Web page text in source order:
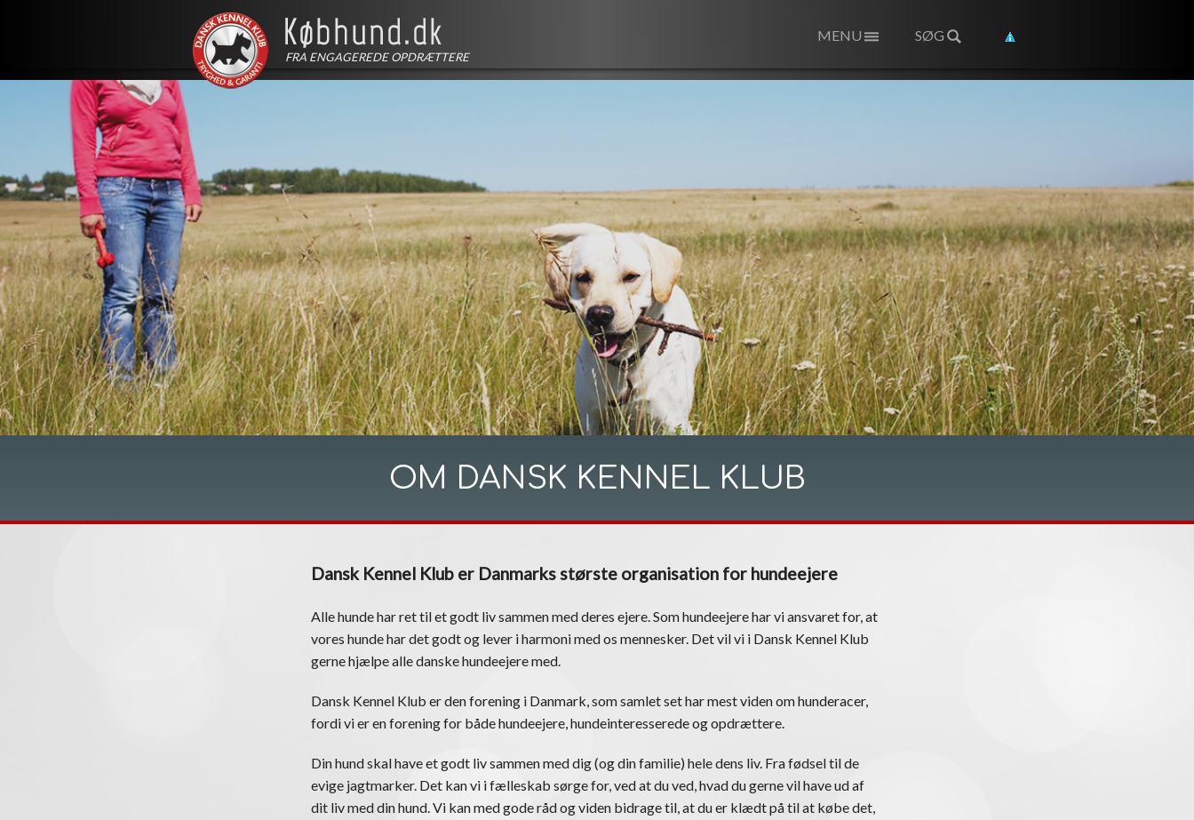
FRA ENGAGEREDE OPDRÆTTERE
SØG
MENU
OM DANSK KENNEL KLUB
Dansk Kennel Klub er Danmarks største organisation for hundeejere
Alle hunde har ret til et godt liv sammen med deres ejere. Som hundeejere har vi ansvaret for, at
vores hunde har det godt og lever i harmoni med os mennesker. Det vil vi i Dansk Kennel Klub
gerne hjælpe alle danske hundeejere med.
Dansk Kennel Klub er den forening i Danmark, som samlet set har mest viden om hunderacer,
fordi vi er en forening for både hundeejere, hundeinteresserede og opdrættere.
Din hund skal have et godt liv sammen med dig (og din familie) hele dens liv. Fra fødsel til de
evige jagtmarker. Det kan vi i fælleskab sørge for, ved at du ved, hvad du gerne vil have ud af
dit liv med din hund. Vi kan med gode råd og viden bidrage til, at du er klædt på til at købe det,